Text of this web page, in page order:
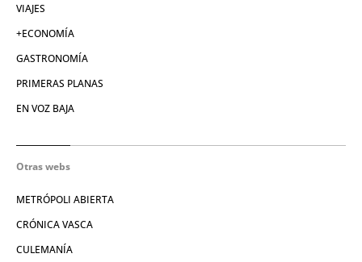
VIAJES
+ECONOMÍA
GASTRONOMÍA
PRIMERAS PLANAS
EN VOZ BAJA
Otras webs
METRÓPOLI ABIERTA
CRÓNICA VASCA
CULEMANÍA